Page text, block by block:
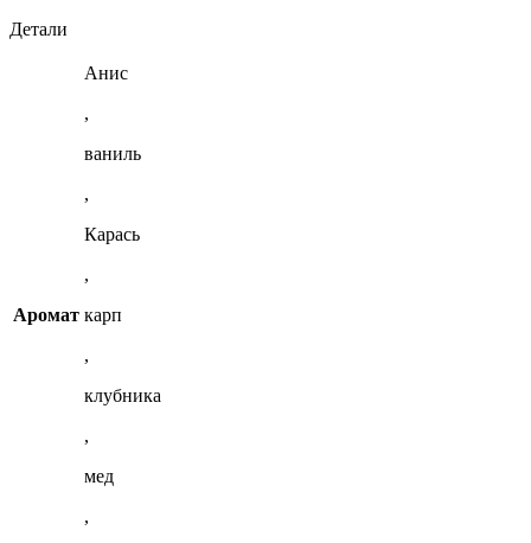
Детали
Аромат
Анис
,
ваниль
,
Карась
,
карп
,
клубника
,
мед
,